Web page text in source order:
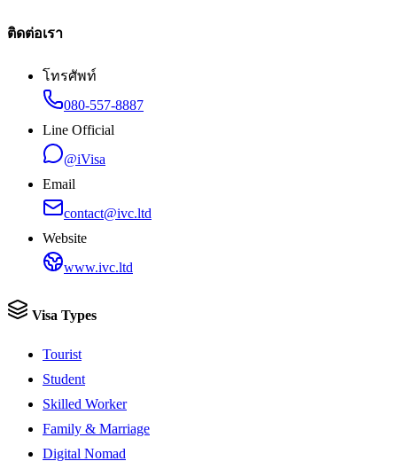
ติดต่อเรา
โทรศัพท์
080-557-8887
Line Official
@iVisa
Email
contact@ivc.ltd
Website
www.ivc.ltd
Visa Types
Tourist
Student
Skilled Worker
Family & Marriage
Digital Nomad